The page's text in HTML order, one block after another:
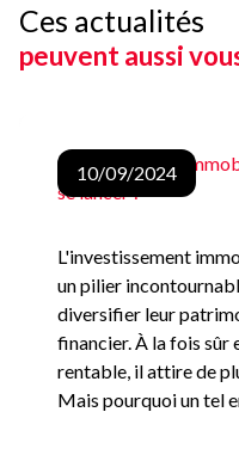
Ces actualités
peuvent aussi
10/09/2024
Investissement
se lancer ?
L'investissement
un pilier
diversifier leur
financier. À la fois
rentable, il attire de
Mais pourquoi un tel